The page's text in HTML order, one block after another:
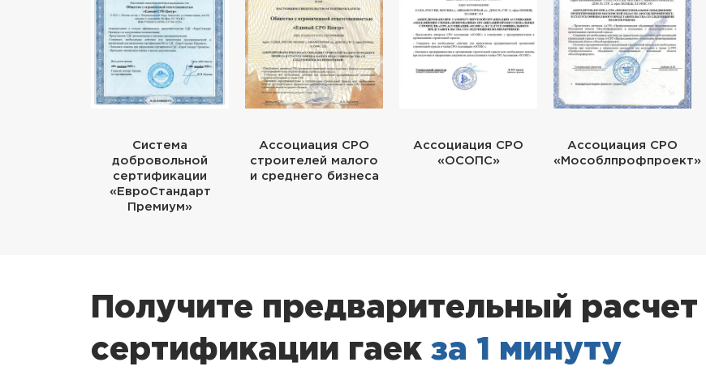
Система
добровольной
сертификации
«ЕвроСтандарт
Премиум»
Ассоциация СРО
строителей малого
и среднего бизнеса
Ассоциация СРО
«ОСОПС»
Ассоциация СРО
«Мособлпрофпроект»
Получите предварительный расчет
сертификации гаек за 1 минуту